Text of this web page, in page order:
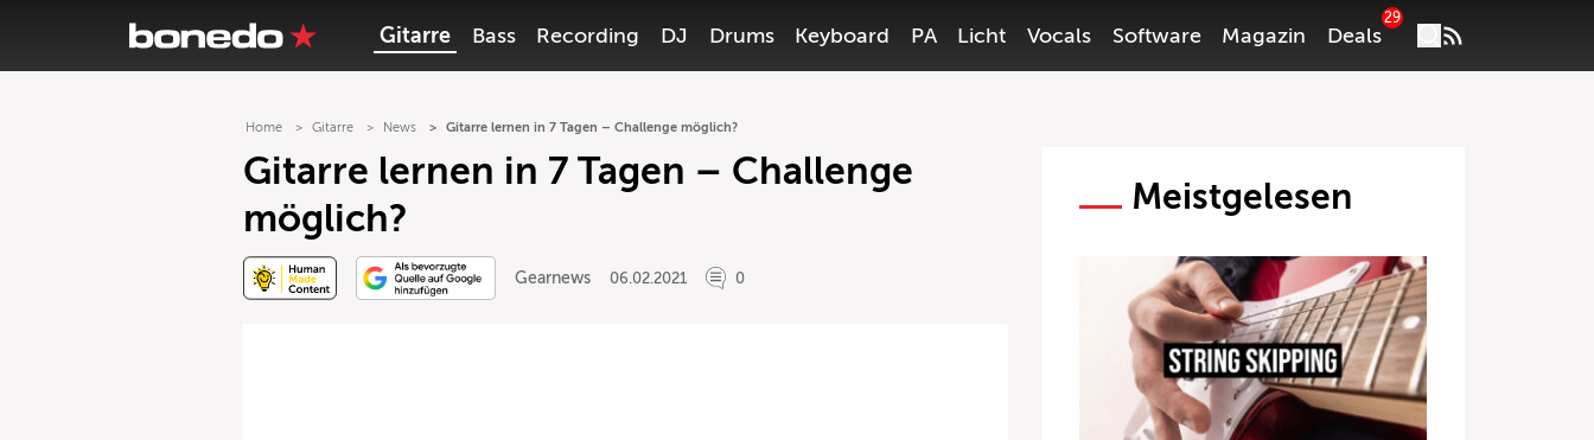
Gitarre Bass Recording DJ Drums Keyboard PA Licht Vocals Software Magazin Deals
29
Home Gitarre News Gitarre lernen in 7 Tagen – Challenge möglich?
Gitarre lernen in 7 Tagen – Challenge
möglich?
Gearnews 06.02.2021 0
Meistgelesen